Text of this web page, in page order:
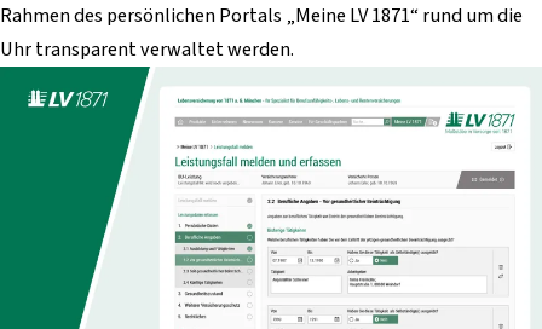
Rahmen des persönlichen Portals „Meine LV 1871“ rund um die
Uhr transparent verwaltet werden.